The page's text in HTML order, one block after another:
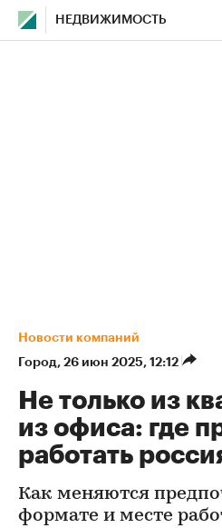
НЕДВИЖИМОСТЬ
Новости компаний
Город⁠, 26 июн 2025, 12:12
Не только из
из офиса: где
работать
Как меняются
формате и месте